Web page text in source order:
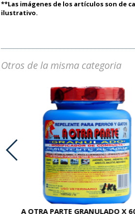
**Las imágenes de los artículos son de
ilustrativo.
Otros de la misma categoria
A OTRA PARTE GRANULADO X